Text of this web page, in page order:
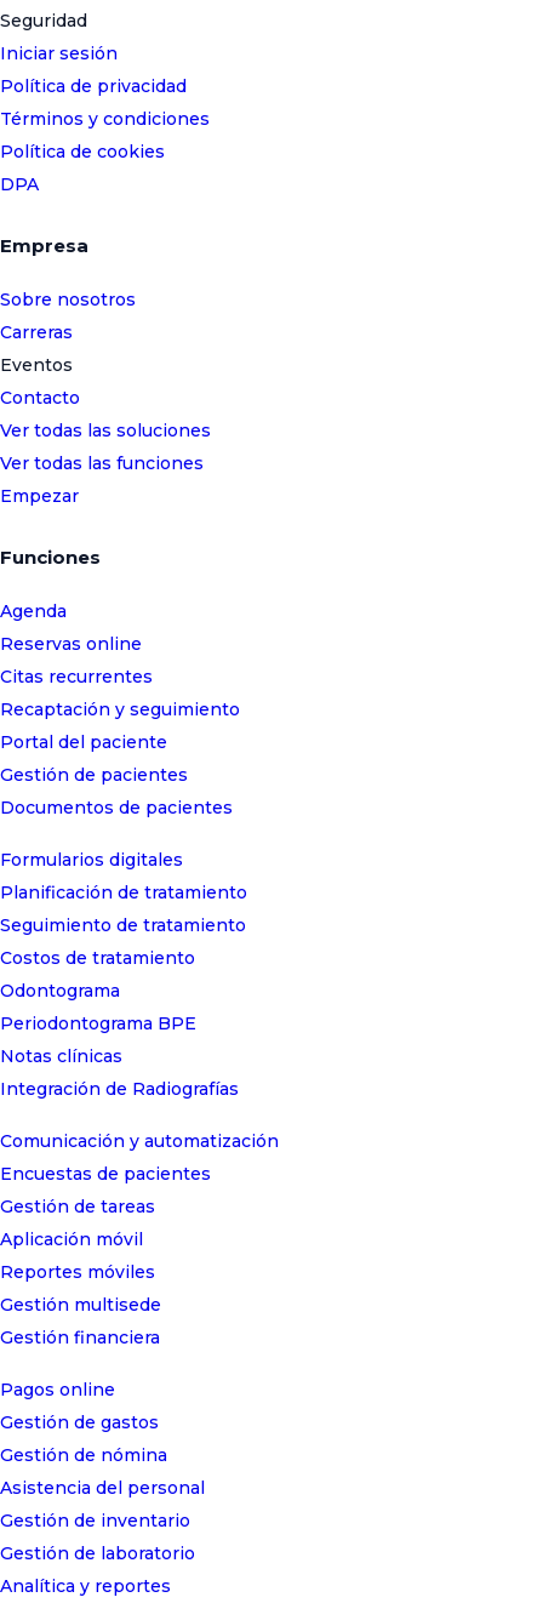
Seguridad
Iniciar sesión
Política de privacidad
Términos y condiciones
Política de cookies
DPA
Empresa
Sobre nosotros
Carreras
Eventos
Contacto
Ver todas las soluciones
Ver todas las funciones
Empezar
Funciones
Agenda
Reservas online
Citas recurrentes
Recaptación y seguimiento
Portal del paciente
Gestión de pacientes
Documentos de pacientes
Formularios digitales
Planificación de tratamiento
Seguimiento de tratamiento
Costos de tratamiento
Odontograma
Periodontograma BPE
Notas clínicas
Integración de Radiografías
Comunicación y automatización
Encuestas de pacientes
Gestión de tareas
Aplicación móvil
Reportes móviles
Gestión multisede
Gestión financiera
Pagos online
Gestión de gastos
Gestión de nómina
Asistencia del personal
Gestión de inventario
Gestión de laboratorio
Analítica y reportes